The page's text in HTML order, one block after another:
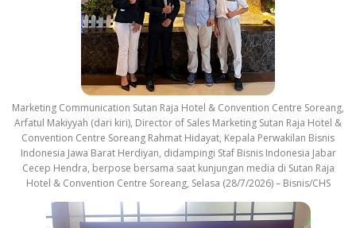
Marketing Communication Sutan Raja Hotel & Convention Centre Soreang,
Arfatul Makiyyah (dari kiri), Director of Sales Marketing Sutan Raja Hotel &
Convention Centre Soreang Rahmat Hidayat, Kepala Perwakilan Bisnis
Indonesia Jawa Barat Herdiyan, didampingi Staf Bisnis Indonesia Jabar
Cecep Hendra, berpose bersama saat kunjungan media di Sutan Raja
Hotel & Convention Centre Soreang, Selasa (28/7/2026) – Bisnis/CHS